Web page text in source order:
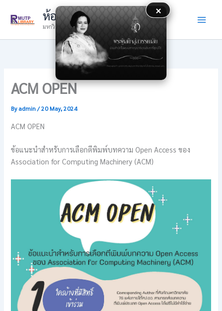
×
ห้องสมุด
มหาวิทยาลัยเทคโนโลยีราชมงคลพระนคร
ACM OPEN
Byadmin/20 May, 2024
ACM OPEN
ข้อแนะนำสำหรับการเลือกตีพิมพ์บทความ Open Access ของ
Association for Computing Machinery (ACM)